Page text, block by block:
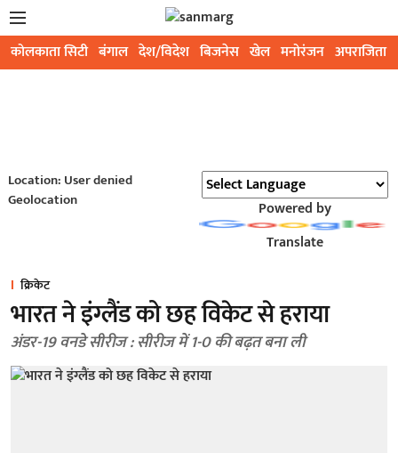
कोलकाता सिटी बंगाल देश/विदेश बिजनेस खेल मनोरंजन अपराजिता
Location: User denied
Geolocation
Powered by
Translate
क्रिकेट
भारत ने इंग्लैंड को छह विकेट से हराया
अंडर-19 वनडे सीरीज : सीरीज में 1-0 की बढ़त बना ली